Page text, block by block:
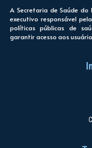
A Secretaria de Saúde
executivo responsável
políticas públicas de
garantir acesso aos